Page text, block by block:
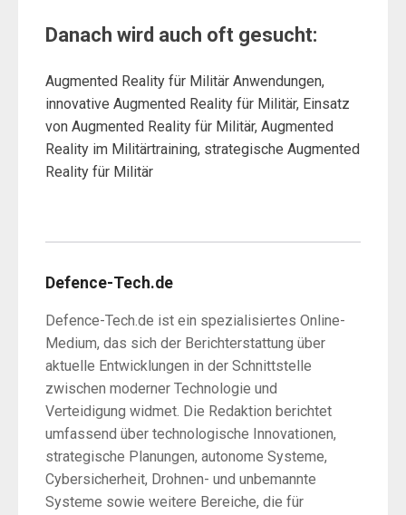
Danach wird auch oft gesucht:
Augmented Reality für Militär Anwendungen,
innovative Augmented Reality für Militär, Einsatz
von Augmented Reality für Militär, Augmented
Reality im Militärtraining, strategische Augmented
Reality für Militär
Defence-Tech.de
Defence-Tech.de ist ein spezialisiertes Online-
Medium, das sich der Berichterstattung über
aktuelle Entwicklungen in der Schnittstelle
zwischen moderner Technologie und
Verteidigung widmet. Die Redaktion berichtet
umfassend über technologische Innovationen,
strategische Planungen, autonome Systeme,
Cybersicherheit, Drohnen- und unbemannte
Systeme sowie weitere Bereiche, die für